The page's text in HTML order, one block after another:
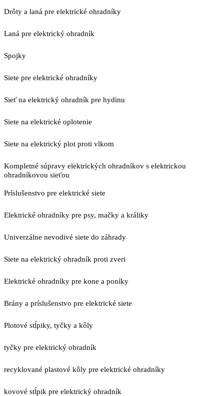
Drôty a laná pre elektrické ohradníky
Laná pre elektrický ohradník
Spojky
Siete pre elektrické ohradníky
Sieť na elektrický ohradník pre hydinu
Siete na elektrické oplotenie
Siete na elektrický plot proti vlkom
Kompletné súpravy elektrických ohradníkov s elektrickou
ohradníkovou sieťou
Príslušenstvo pre elektrické siete
Elektrické ohradníky pre psy, mačky a králiky
Univerzálne nevodivé siete do záhrady
Siete na elektrický ohradník proti zveri
Elektrické ohradníky pre kone a poníky
Brány a príslušenstvo pre elektrické siete
Plotové stĺpiky, tyčky a kôly
tyčky pre elektrický ohradník
recyklované plastové kôly pre elektrické ohradníky
kovové stĺpik pre elektrický ohradník